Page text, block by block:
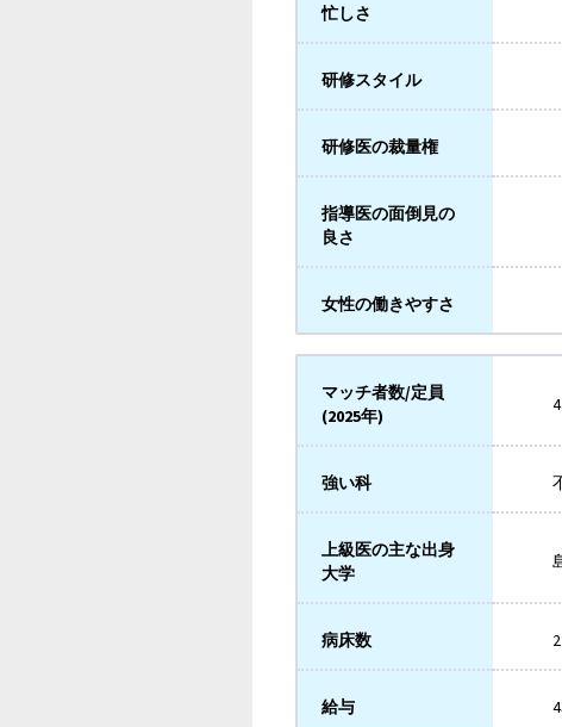
忙しさ
研修スタイル
研修医の裁量権
指導医の面倒見の
良さ
女性の働きやすさ
マッチ者数/定員
(2025年)
強い科
上級医の主な出身
大学
病床数
給与